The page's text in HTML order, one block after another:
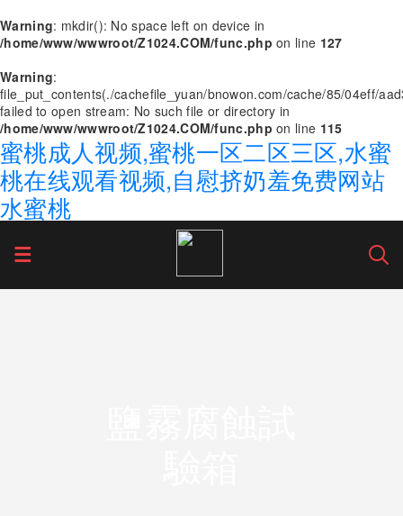
Warning: mkdir(): No space left on device in
/home/www/wwwroot/Z1024.COM/func.php on line 127
Warning:
file_put_contents(./cachefile_yuan/bnowon.com/cache/85/04eff/
failed to open stream: No such file or directory in
/home/www/wwwroot/Z1024.COM/func.php on line 115
蜜桃成人视频,蜜桃一区二区三区,水蜜
桃在线观看视频,自慰挤奶羞免费网站
水蜜桃